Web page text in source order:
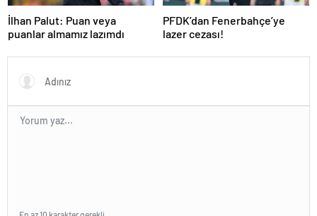
İlhan Palut: Puan veya
puanlar almamız lazımdı
PFDK’dan Fenerbahçe’ye
lazer cezası!